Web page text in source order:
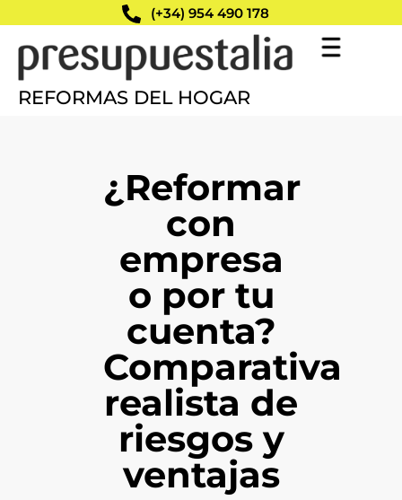
(+34) 954 490 178
REFORMAS DEL HOGAR
¿Reformar
con
empresa
o por tu
cuenta?
Comparativa
realista de
riesgos y
ventajas